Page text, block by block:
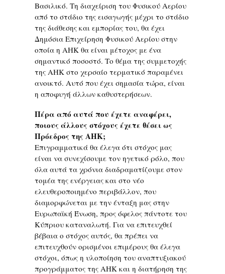
Βασιλικό. Τη διαχείριση του Φυσικού Αερίου
από το στάδιο της εισαγωγής μέχρι το στάδιο
της διάθεσης και εμπορίας του, θα έχει
Δημόσια Επιχείρηση Φυσικού Αερίου στην
οποία η ΑΗΚ θα είναι μέτοχος με ένα
σημαντικό ποσοστό. Το θέμα της συμμετοχής
της ΑΗΚ στο χερσαίο τερματικό παραμένει
ανοικτό. Αυτό που έχει σημασία τώρα, είναι
η αποφυγή άλλων καθυστερήσεων.
Πέρα από αυτά που έχετε αναφέρει,
ποιους άλλους στόχους έχετε θέσει ως
Πρόεδρος της ΑΗΚ;
Επιγραμματικά θα έλεγα ότι στόχος μας
είναι να συνεχίσουμε τον ηγετικό ρόλο, που
όλα αυτά τα χρόνια διαδραματίζουμε στον
τομέα της ενέργειας και στο νέο
ελευθεροποιημένο περιβάλλον, που
διαμορφώνεται με την ένταξη μας στην
Ευρωπαϊκή Ένωση, προς όφελος πάντοτε του
Κύπριου καταναλωτή. Για να επιτευχθεί
βέβαια ο στόχος αυτός, θα πρέπει να
επιτευχθούν ορισμένοι επιμέρους θα έλεγα
στόχοι, όπως η υλοποίηση του αναπτυξιακού
προγράμματος της ΑΗΚ και η διατήρηση της